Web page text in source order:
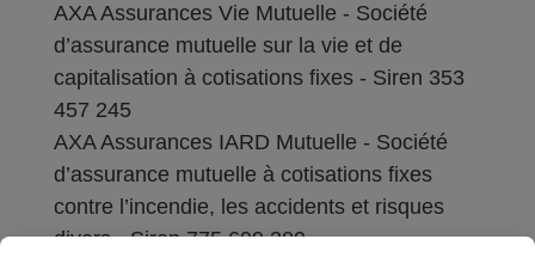
AXA Assurances Vie Mutuelle - Société
d’assurance mutuelle sur la vie et de
capitalisation à cotisations fixes - Siren 353
457 245
AXA Assurances IARD Mutuelle - Société
d’assurance mutuelle à cotisations fixes
contre l’incendie, les accidents et risques
divers - Siren 775 699 309